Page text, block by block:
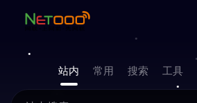
站内 常用 搜索 工具